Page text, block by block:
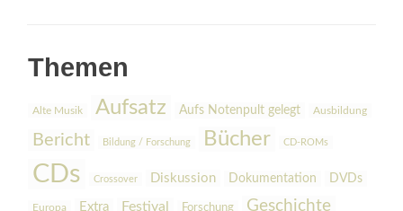
Themen
Alte Musik Aufsatz Aufs Notenpult gelegt Ausbildung
Bericht Bildung / Forschung Bücher CD-ROMs
CDs Crossover Diskussion Dokumentation DVDs
Europa Extra Festival Forschung Geschichte